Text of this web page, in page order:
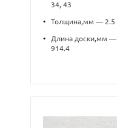
34, 43
• Толщина,мм — 2.5
•
Длина доски,мм —
914.4